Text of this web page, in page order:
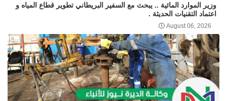
وزير الموارد المائية .. يبحث مع السفير البريطاني تطوير قطاع المياه و
اعتماد التقنيات الحديثة .
August 06, 2026